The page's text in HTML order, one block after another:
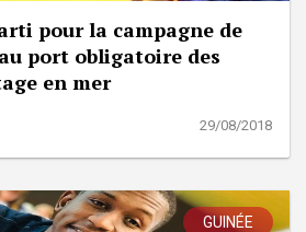
pour la campagne de
port obligatoire des
en mer
29/08/2018
GUINÉE